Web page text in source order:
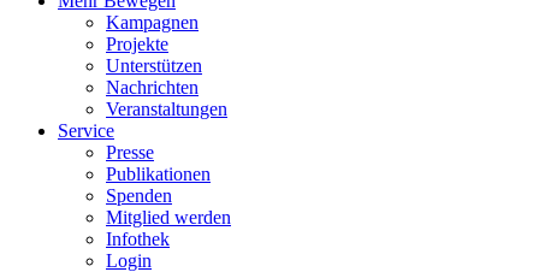
Kampagnen
Projekte
Unterstützen
Nachrichten
Veranstaltungen
Service
Presse
Publikationen
Spenden
Mitglied werden
Infothek
Login